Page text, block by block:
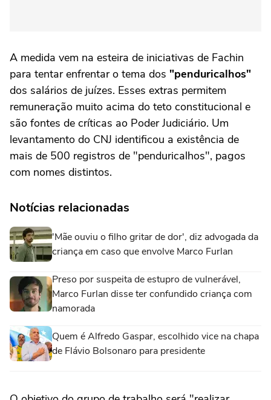
A medida vem na esteira de iniciativas de Fachin
para tentar enfrentar o tema dos "penduricalhos"
dos salários de juízes. Esses extras permitem
remuneração muito acima do teto constitucional e
são fontes de críticas ao Poder Judiciário. Um
levantamento do CNJ identificou a existência de
mais de 500 registros de "penduricalhos", pagos
com nomes distintos.
Notícias relacionadas
'Mãe ouviu o filho gritar de dor', diz advogada da
criança em caso que envolve Marco Furlan
Preso por suspeita de estupro de vulnerável,
Marco Furlan disse ter confundido criança com
namorada
Quem é Alfredo Gaspar, escolhido vice na chapa
de Flávio Bolsonaro para presidente